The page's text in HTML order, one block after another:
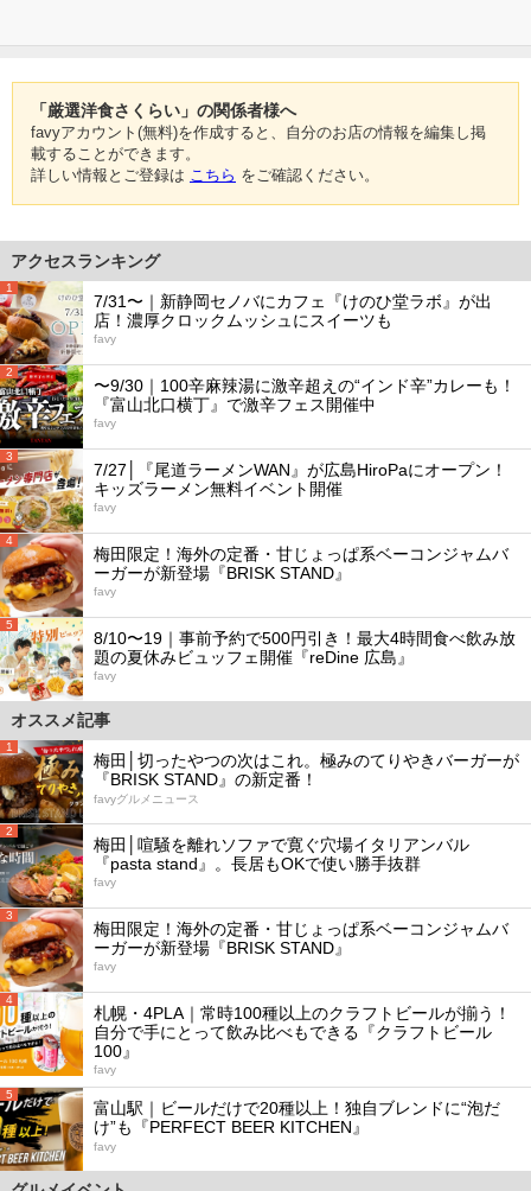
「厳選洋食さくらい」の関係者様へ
favyアカウント(無料)を作成すると、自分のお店の情報を編集し掲
載することができます。
詳しい情報とご登録は こちら をご確認ください。
アクセスランキング
1
7/31〜｜新静岡セノバにカフェ『けのひ堂ラボ』が出
店！濃厚クロックムッシュにスイーツも
favy
2
〜9/30｜100辛麻辣湯に激辛超えの“インド辛”カレーも！
『富山北口横丁』で激辛フェス開催中
favy
3
7/27│『尾道ラーメンWAN』が広島HiroPaにオープン！
キッズラーメン無料イベント開催
favy
4
梅田限定！海外の定番・甘じょっぱ系ベーコンジャムバ
ーガーが新登場『BRISK STAND』
favy
5
8/10〜19｜事前予約で500円引き！最大4時間食べ飲み放
題の夏休みビュッフェ開催『reDine 広島』
favy
オススメ記事
1
梅田│切ったやつの次はこれ。極みのてりやきバーガーが
『BRISK STAND』の新定番！
favyグルメニュース
2
梅田│喧騒を離れソファで寛ぐ穴場イタリアンバル
『pasta stand』。長居もOKで使い勝手抜群
favy
3
梅田限定！海外の定番・甘じょっぱ系ベーコンジャムバ
ーガーが新登場『BRISK STAND』
favy
4
札幌・4PLA｜常時100種以上のクラフトビールが揃う！
自分で手にとって飲み比べもできる『クラフトビール
100』
favy
5
富山駅｜ビールだけで20種以上！独自ブレンドに“泡だ
け”も『PERFECT BEER KITCHEN』
favy